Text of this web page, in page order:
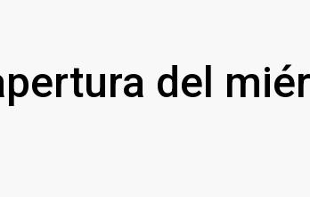
del